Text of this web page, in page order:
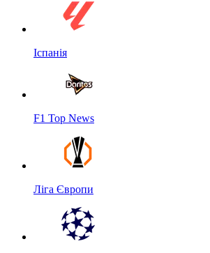
Іспанія
F1 Top News
Ліга Європи